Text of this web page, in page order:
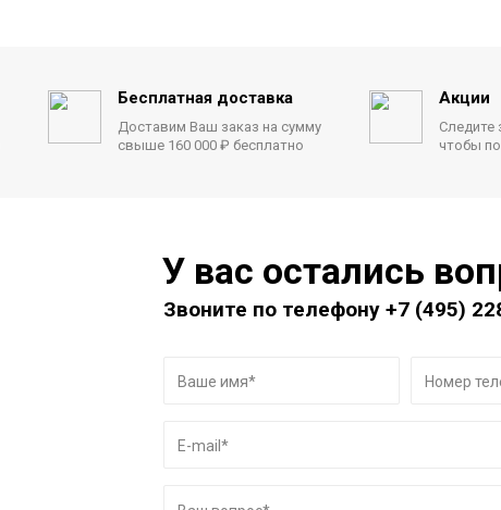
Бесплатная доставка
Доставим Ваш заказ на сумму
свыше 160 000 ₽ бесплатно
Акции
Следите
чтобы
У вас остались
Звоните по телефону+7 (495)